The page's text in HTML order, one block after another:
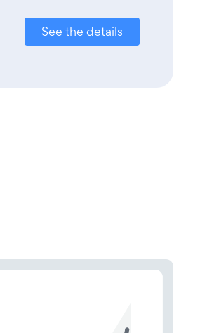
See the details